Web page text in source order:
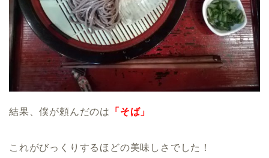
結果、僕が頼んだのは 「そば」
これがびっくりするほどの美味しさでした！